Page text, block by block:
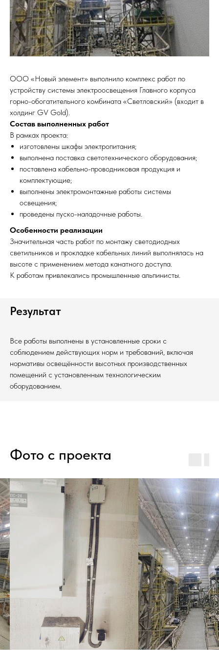
ООО «Новый элемент» выполнило комплекс работ по
устройству системы электроосвещения Главного корпуса
горно-обогатительного комбината «Светловский» (входит в
холдинг GV Gold).
Состав выполненных работ
В рамках проекта:
изготовлены шкафы электропитания;
выполнена поставка светотехнического оборудования;
поставлена кабельно-проводниковая продукция и
комплектующие;
выполнены электромонтажные работы системы
освещения;
проведены пуско-наладочные работы.
Особенности реализации
Значительная часть работ по монтажу светодиодных
светильников и прокладке кабельных линий выполнялась на
высоте с применением метода канатного доступа.
К работам привлекались промышленные альпинисты.
Результат
Все работы выполнены в установленные сроки с
соблюдением действующих норм и требований, включая
нормативы освещённости высотных производственных
помещений с установленным технологическим
оборудованием.
Фото с проекта